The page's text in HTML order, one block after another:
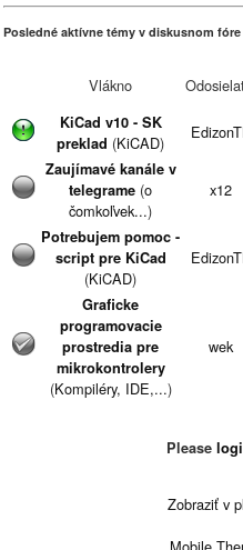
Posledné aktívne témy v diskusnom fóre
Vlákno
KiCad v10 - SK
preklad (KiCAD)
Zaujímavé kanále v
telegrame (o
čomkoľvek...)
x12
Potrebujem pomoc -
script pre KiCad
(KiCAD)
Graficke
programovacie
prostredia pre
mikrokontrolery
(Kompiléry, IDE,...)
wek
konštruktívne návrhy)
Please
Zobraziť v
Mobile